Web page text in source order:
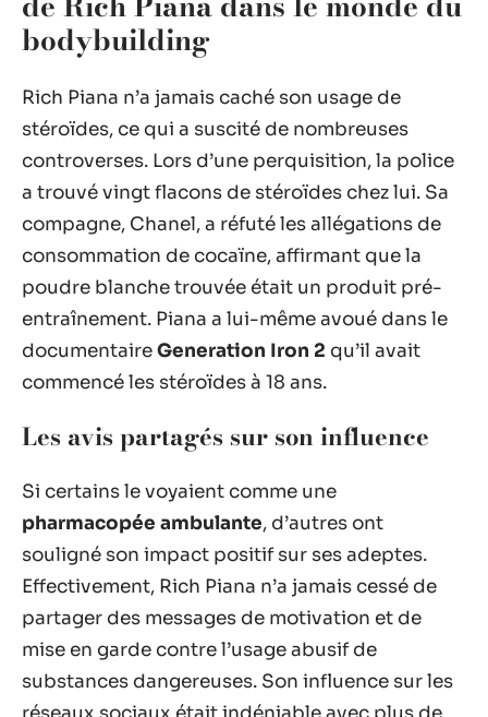
bodybuilding
Rich Piana n’a jamais caché son usage de
stéroïdes, ce qui a suscité de nombreuses
controverses. Lors d’une perquisition, la police
a trouvé vingt flacons de stéroïdes chez lui. Sa
compagne, Chanel, a réfuté les allégations de
consommation de cocaïne, affirmant que la
poudre blanche trouvée était un produit pré-
entraînement. Piana a lui-même avoué dans le
documentaireGeneration Iron 2 qu’il avait
commencé les stéroïdes à 18 ans.
Les avis partagés sur son influence
Si certains le voyaient comme une
pharmacopée ambulante, d’autres ont
souligné son impact positif sur ses adeptes.
Effectivement, Rich Piana n’a jamais cessé de
partager des messages de motivation et de
mise en garde contre l’usage abusif de
substances dangereuses. Son influence sur les